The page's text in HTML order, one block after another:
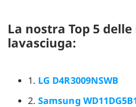
La nostra Top 5
lavasciuga:
1. LG D4R3009NSWB
2.Samsung